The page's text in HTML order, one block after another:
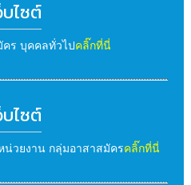
บไซต์
ร บุคคลทั่วไปคลิ๊กที่นี่
บไซต์
น่วยงาน กลุ่มอาสาสมัครคลิ๊กที่นี่